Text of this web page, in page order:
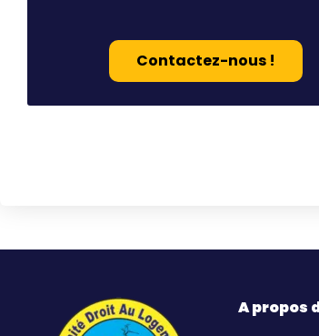
Contactez-nous !
A propos